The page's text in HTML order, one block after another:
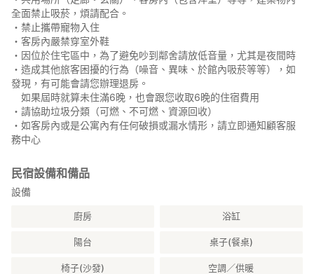
全面禁止吸菸，煩請配合。
・禁止攜帶寵物入住
・客房內嚴禁穿室外鞋
・因位於住宅區中，為了避免吵到鄰舍請放低音量，尤其是夜間時
・造成其他旅客困擾的行為（噪音、異味、於館內吸菸等等），如
發現，有可能會請您辦理退房。
如果屆時就算未住滿6晚，也會跟您收取6晚的住宿費用
・請協助垃圾分類（可燃、不可燃、資源回收）
・如客房內或是公寓內有任何破損或漏水情形，請立即通知顧客服
務中心
民宿設備和備品
設備
廚房 浴缸
陽台 桌子(餐桌)
椅子(沙發) 空調／供暖